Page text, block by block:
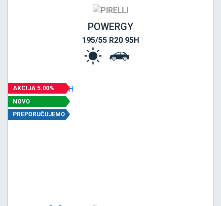
POWERGY
195/55 R20 95H
AKCIJA 5.00%
NOVO
PREPORUČUJEMO